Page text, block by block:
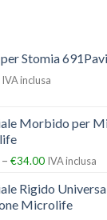
Stomia
IVA inclusa
Morbido per
– €34.00 IVA inclusa
Rigido
Microlife